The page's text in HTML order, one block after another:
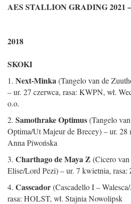
AES STALLION GRADING 2021
2018
SKOKI
1. Next-Minka (Tangelo van de
– ur. 27 czerwca, rasa: KWPN, wł.
o.o.
2. Samothrake Optimus(Tangelo
Optima/Ut Majeur de Brecey) – ur. 28
Anna Piwońska
3. Charthago de Maya Z (Cicero
Elise/Lord Pezi) – ur. 7 kwietnia, rasa:
4. Casscador(Cascadello I –
rasa: HOLST, wł. Stajnia Nowolipsk